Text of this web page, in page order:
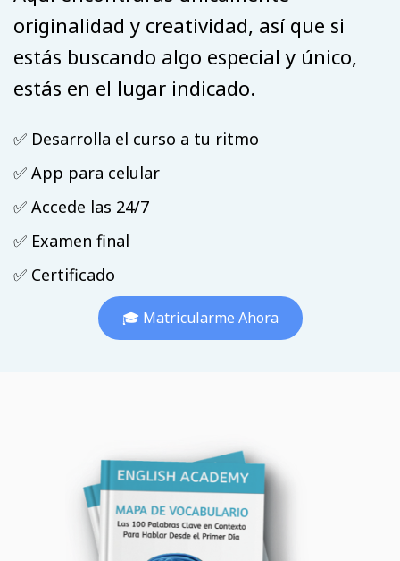
originalidad y creatividad, así que si
estás buscando algo especial y único,
estás en el lugar indicado.
✅ Desarrolla el curso a tu ritmo
✅ App para celular
✅ Accede las 24/7
✅ Examen final
✅ Certificado
🎓 Matricularme Ahora